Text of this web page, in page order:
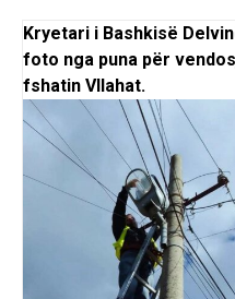
Kryetari i Bashkisë
foto nga puna për
fshatin Vllahat.